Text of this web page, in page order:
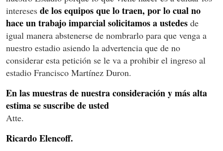
intereses de los equipos que lo traen, por lo cual no
hace un trabajo imparcial solicitamos a ustedes de
igual manera abstenerse de nombrarlo para que venga a
nuestro estadio asiendo la advertencia que de no
considerar esta petición se le va a prohibir el ingreso al
estadio Francisco Martínez Duron.
En las muestras de nuestra consideración y más alta
estima se suscribe de usted
Atte.
Ricardo Elencoff.